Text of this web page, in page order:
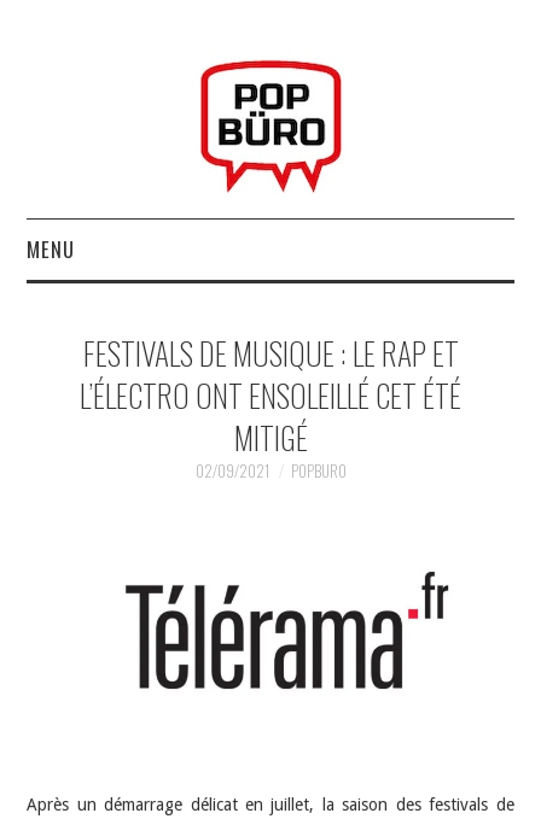
MENU
MUSIQUESACTUELLES.NET
FESTIVALS DE MUSIQUE : LE RAP ET
L’ÉLECTRO ONT ENSOLEILLÉ CET ÉTÉ
MITIGÉ
02/09/2021 POPBURO
Après un démarrage délicat en juillet, la saison des festivals de